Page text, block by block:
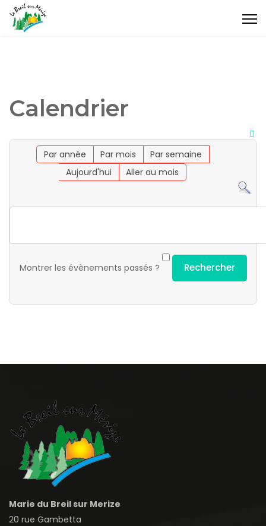
Calendrier
Par année Par mois
Par semaine
Aujourd'hui
Aller au mois
Montrer les évènements passés ?
Marie du Breil sur Merize
20 rue Gambetta